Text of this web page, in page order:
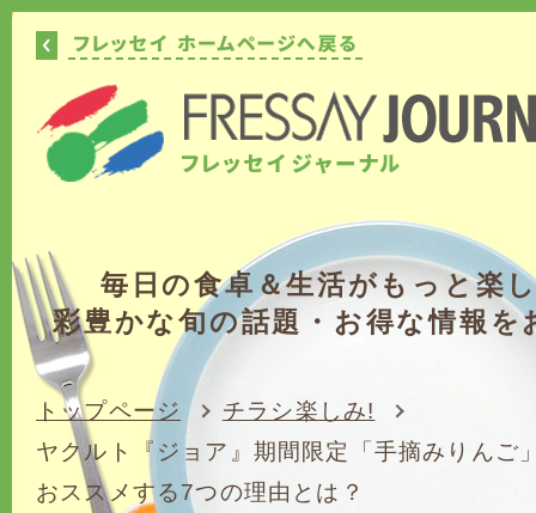
毎日の食卓＆生活がもっと楽
彩豊かな旬の話題・お得な情報を
トップページ
チラシ楽しみ!
ヤクルト『ジョア』期間限定「手摘みりんご
おススメする7つの理由とは？